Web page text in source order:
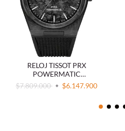
RELOJ TISSOT PRX
POWERMATIC
T137.907.97.201.00
$7.809.000 $6.147.900